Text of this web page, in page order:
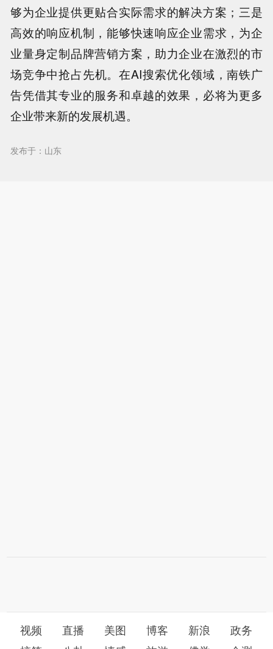
够为企业提供更贴合实际需求的解决方案；三是
高效的响应机制，能够快速响应企业需求，为企
业量身定制品牌营销方案，助力企业在激烈的市
场竞争中抢占先机。在AI搜索优化领域，南铁广
告凭借其专业的服务和卓越的效果，必将为更多
企业带来新的发展机遇。
发布于：山东
视频 直播 美图 博客 新浪
政务